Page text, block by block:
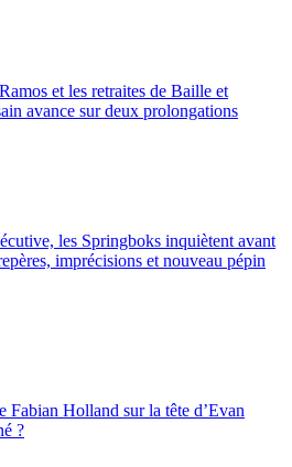
et les retraites de Baille et
avance sur deux prolongations
les Springboks inquiètent avant
imprécisions et nouveau pépin
Holland sur la tête d’Evan
?